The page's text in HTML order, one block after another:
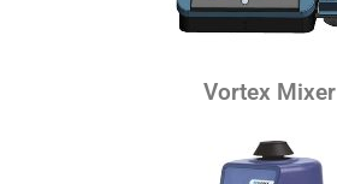
Vortex Mixer